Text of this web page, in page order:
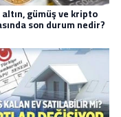
gümüş ve kripto
son durum nedir?